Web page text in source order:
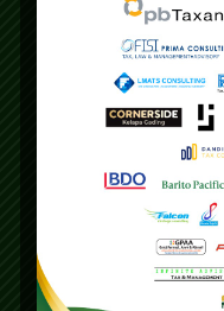
Address
Main Office
Gedung IKPI, Jl.
Pejaten Barat -
Jakarta Selatan
Education
Graha Mas
Kec. Keb. Baru
Jakarta Selatan